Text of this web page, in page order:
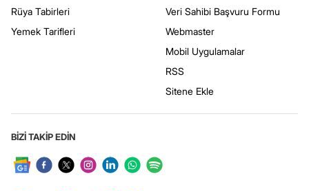
Rüya Tabirleri
Yemek Tarifleri
Veri Sahibi Başvuru Formu
Webmaster
Mobil Uygulamalar
RSS
Sitene Ekle
BİZİ TAKİP EDİN